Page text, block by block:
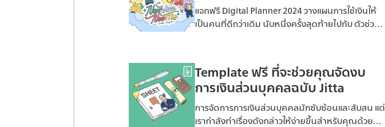
แจกฟรี Digital Planner 2024 วางแผนการใช้เงินให้
เป็นคนที่ดีกว่าเดิม นับหนึ่งครั้งสุดท้ายไปกับ ตัวช่วย
Template ฟรี ที่จะช่วยคุณจัดงบ
การเงินส่วนบุคคลฉบับ Jitta
การจัดการการเงินส่วนบุคคลมักซับซ้อนและสับสน แต่
เรากำลังทำเรื่องดังกล่าวให้ง่ายขึ้นสำหรับคุณด้วย